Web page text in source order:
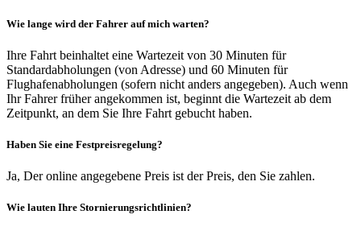
Wie lange wird der Fahrer auf mich warten?
Ihre Fahrt beinhaltet eine Wartezeit von 30 Minuten für
Standardabholungen (von Adresse) und 60 Minuten für
Flughafenabholungen (sofern nicht anders angegeben). Auch wenn
Ihr Fahrer früher angekommen ist, beginnt die Wartezeit ab dem
Zeitpunkt, an dem Sie Ihre Fahrt gebucht haben.
Haben Sie eine Festpreisregelung?
Ja, Der online angegebene Preis ist der Preis, den Sie zahlen.
Wie lauten Ihre Stornierungsrichtlinien?